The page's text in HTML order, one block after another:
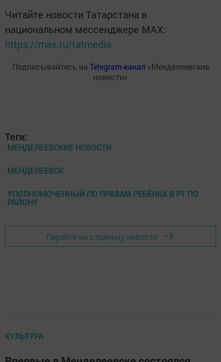
Читайте новости Татарстана в
национальном мессенджере MАХ:
https://max.ru/tatmedia
Подписывайтесь на Telegram-канал «Менделеевские
новости»
Теги:
МЕНДЕЛЕЕВСКИЕ НОВОСТИ
МЕНДЕЛЕЕВСК
УПОЛНОМОЧЕННЫЙ ПО ПРАВАМ РЕБЁНКА В РТ ПО
РАЙОНУ
Перейти на страницу новости
КУЛЬТУРА